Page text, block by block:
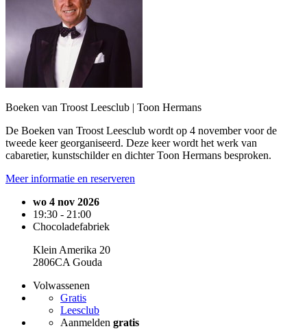
Boeken van Troost Leesclub | Toon Hermans
De Boeken van Troost Leesclub wordt op 4 november voor de
tweede keer georganiseerd. Deze keer wordt het werk van
cabaretier, kunstschilder en dichter Toon Hermans besproken.
Meer informatie en reserveren
wo 4 nov 2026
19:30 - 21:00
Chocoladefabriek
Klein Amerika 20
2806CA Gouda
Volwassenen
Gratis
Leesclub
Aanmelden gratis